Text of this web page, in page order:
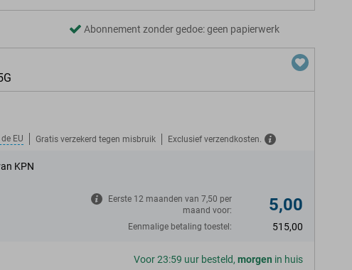
Abonnement zonder gedoe: geen papierwerk
EU Gratis verzekerd tegen misbruik Exclusief verzendkosten.
KPN
Eerste 12 maanden van 7,50 per
maand voor:
5,00
Eenmalige betaling toestel: 515,00
Voor 23:59 uur besteld, morgen in huis